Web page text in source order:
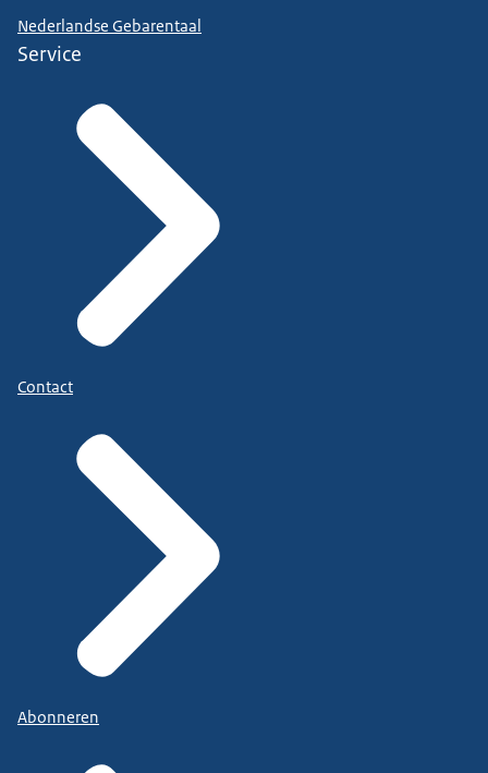
Nederlandse Gebarentaal
Service
Contact
Abonneren